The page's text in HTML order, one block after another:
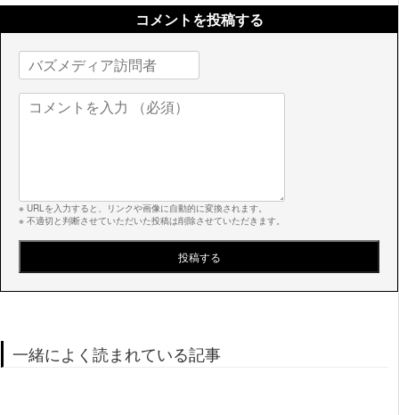
コメントを投稿する
※ URLを入力すると、リンクや画像に自動的に変換されます。
※ 不適切と判断させていただいた投稿は削除させていただきます。
一緒によく読まれている記事